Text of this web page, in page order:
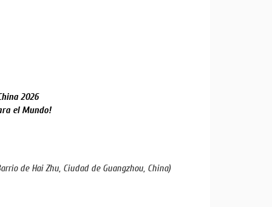
2026
el Mundo!
de Hai Zhu, Ciudad de Guangzhou, China)